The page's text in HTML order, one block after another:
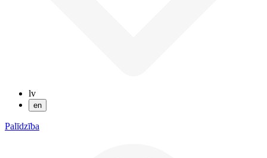
lv
en
Palīdzība